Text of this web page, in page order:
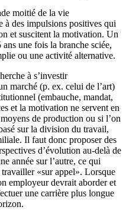
moitié de la vie
à des impulsions positives qui
et suscitent la motivation. Un
une fois la branche sciée,
ou une activité alternative.
à s’investir
marché (p. ex. celui de l’art)
(embauche, mandat,
et la motivation ne servent en
de production ou si l’on
sur la division du travail,
Il faut donc proposer des
d’évolution au-delà de
année sur l’autre, ce qui
«sur appel». Lorsque
employeur devrait aborder et
une carrière plus longue